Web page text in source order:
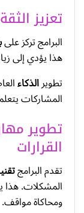
تعزيز
البرامج تركز على
هذا يؤدي إلى
تطويرالذكاء
المشاركات
تطوير
القرارات
تقدم البرامج
المشكلات.
ومحاكاة مواقف.